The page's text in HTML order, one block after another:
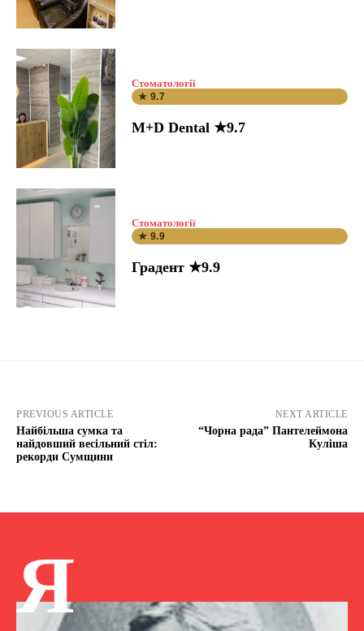
Стоматології
★ 9.7
M+D Dental ★9.7
Стоматології
★ 9.9
Градент ★9.9
PREVIOUS ARTICLE
Найбільша сумка та
найдовший весільний стіл:
рекорди Сумщини
NEXT ARTICLE
“Чорна рада” Пантелеймона
Куліша
Я